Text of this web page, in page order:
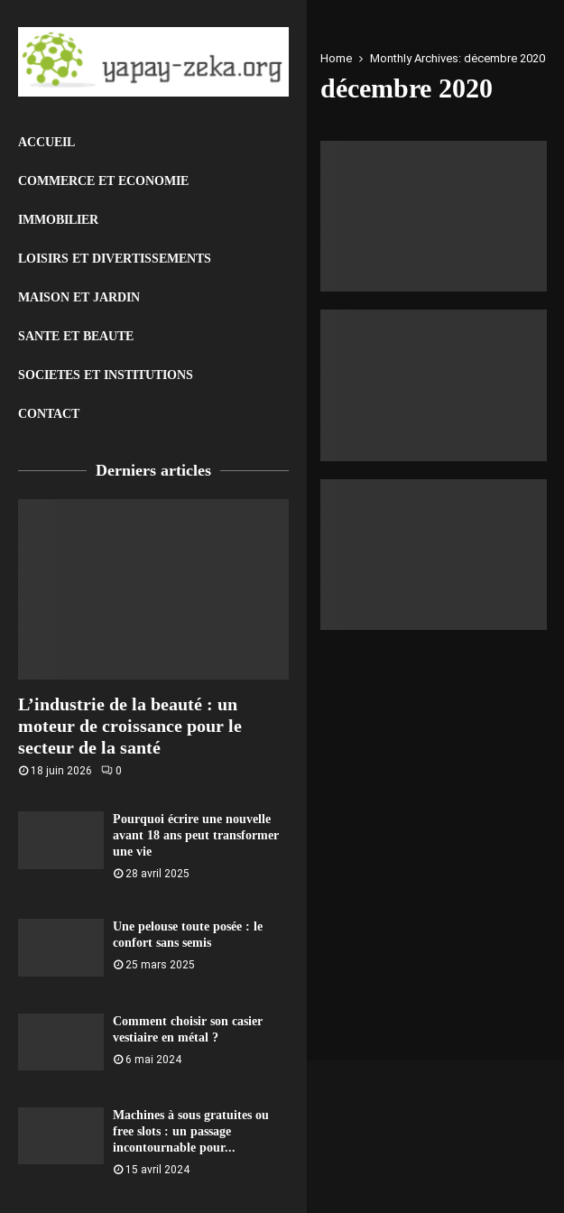
ACCUEIL
COMMERCE ET ECONOMIE
IMMOBILIER
LOISIRS ET DIVERTISSEMENTS
MAISON ET JARDIN
SANTE ET BEAUTE
SOCIETES ET INSTITUTIONS
CONTACT
Derniers articles
L’industrie de la beauté : un
moteur de croissance pour le
secteur de la santé
18 juin 2026 0
Pourquoi écrire une nouvelle
avant 18 ans peut transformer
une vie
28 avril 2025
Une pelouse toute posée : le
confort sans semis
25 mars 2025
Comment choisir son casier
vestiaire en métal ?
6 mai 2024
Machines à sous gratuites ou
free slots : un passage
incontournable pour...
15 avril 2024
Home Monthly Archives: décembre 2020
décembre 2020